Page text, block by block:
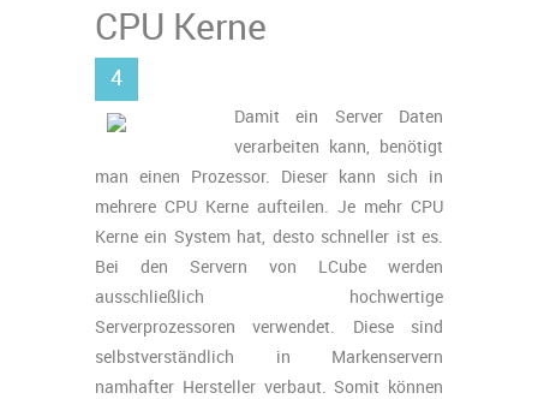
CPU Kerne
4
Damit ein Server Daten
verarbeiten kann, benötigt
man einen Prozessor. Dieser kann sich in
mehrere CPU Kerne aufteilen. Je mehr CPU
Kerne ein System hat, desto schneller ist es.
Bei den Servern von LCube werden
ausschließlich hochwertige
Serverprozessoren verwendet. Diese sind
selbstverständlich in Markenservern
namhafter Hersteller verbaut. Somit können